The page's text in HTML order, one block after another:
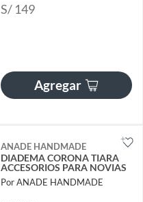
S/ 149
Agregar
ANADE HANDMADE
DIADEMA CORONA TIARA
ACCESORIOS PARA NOVIAS
Por ANADE HANDMADE